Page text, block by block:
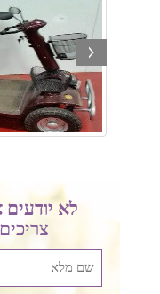
next
לא